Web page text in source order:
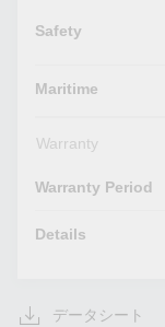
Safety
Maritime
Warranty
Warranty Period
Details
データシート